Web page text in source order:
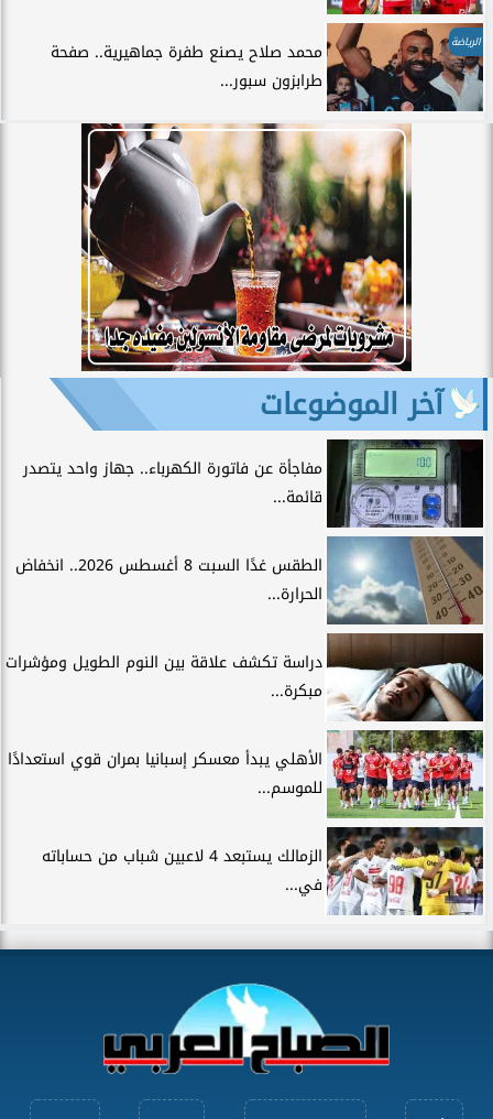
الرياضة
محمد صلاح يصنع طفرة جماهيرية.. صفحة
طرابزون سبور...
آخر الموضوعات
مفاجأة عن فاتورة الكهرباء.. جهاز واحد يتصدر
قائمة...
الطقس غدًا السبت 8 أغسطس 2026.. انخفاض
الحرارة...
دراسة تكشف علاقة بين النوم الطويل ومؤشرات
مبكرة...
الأهلي يبدأ معسكر إسبانيا بمران قوي استعدادًا
للموسم...
الزمالك يستبعد 4 لاعبين شباب من حساباته
في...